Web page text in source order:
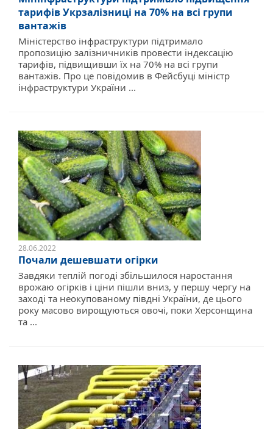
тарифів Укрзалізниці на 70% на всі групи
вантажів
Міністерство інфраструктури підтримало
пропозицію залізничників провести індексацію
тарифів, підвищивши їх на 70% на всі групи
вантажів. Про це повідомив в Фейсбуці міністр
інфраструктури України ...
28.06.2022
Почали дешевшати огірки
Завдяки теплій погоді збільшилося наростання
врожаю огірків і ціни пішли вниз, у першу чергу на
заході та неокупованому півдні України, де цього
року масово вирощуються овочі, поки Херсонщина
та ...